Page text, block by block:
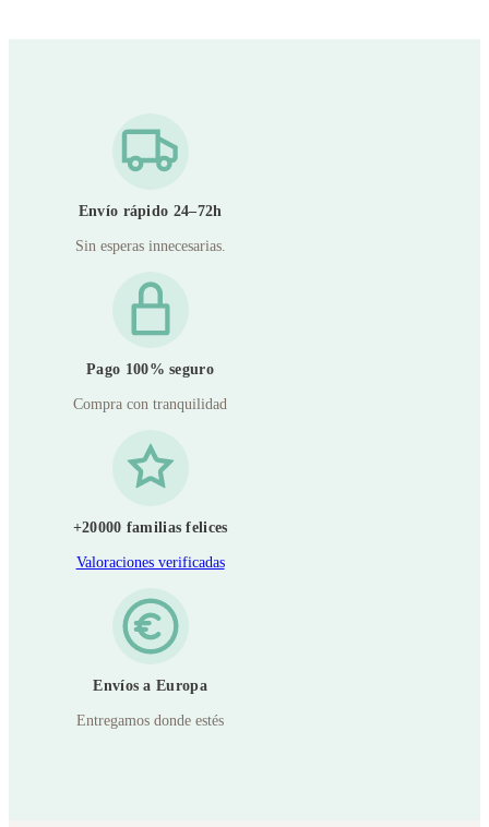
Envío rápido 24–72h
Sin esperas innecesarias.
Pago 100% seguro
Compra con tranquilidad
+20000 familias felices
Valoraciones verificadas
Envíos a Europa
Entregamos donde estés